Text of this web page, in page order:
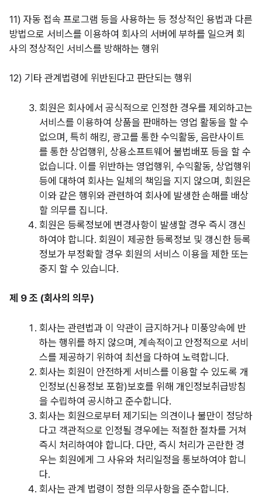
11) 자동 접속 프로그램 등을 사용하는 등 정상적인 용법과 다른
방법으로 서비스를 이용하여 회사의 서버에 부하를 일으켜 회
사의 정상적인 서비스를 방해하는 행위
12) 기타 관계법령에 위반된다고 판단되는 행위
회원은 회사에서 공식적으로 인정한 경우를 제외하고는
서비스를 이용하여 상품을 판매하는 영업 활동을 할 수
없으며, 특히 해킹, 광고를 통한 수익활동, 음란사이트
를 통한 상업행위, 상용소프트웨어 불법배포 등을 할 수
없습니다. 이를 위반하는 영업행위, 수익활동, 상업행위
등에 대하여 회사는 일체의 책임을 지지 않으며, 회원은
이와 같은 행위와 관련하여 회사에 발생한 손해를 배상
할 의무를 집니다.
회원은 등록정보에 변경사항이 발생할 경우 즉시 갱신
하여야 합니다. 회원이 제공한 등록정보 및 갱신한 등록
정보가 부정확할 경우 회원의 서비스 이용을 제한 또는
중지 할 수 있습니다.
제 9 조 (회사의 의무)
회사는 관련법과 이 약관이 금지하거나 미풍양속에 반
하는 행위를 하지 않으며, 계속적이고 안정적으로 서비
스를 제공하기 위하여 최선을 다하여 노력합니다.
회사는 회원이 안전하게 서비스를 이용할 수 있도록 개
인정보(신용정보 포함)보호를 위해 개인정보취급방침
을 수립하여 공시하고 준수합니다.
회사는 회원으로부터 제기되는 의견이나 불만이 정당하
다고 객관적으로 인정될 경우에는 적절한 절차를 거쳐
즉시 처리하여야 합니다. 다만, 즉시 처리가 곤란한 경
우는 회원에게 그 사유와 처리일정을 통보하여야 합니
다.
회사는 관계 법령이 정한 의무사항을 준수합니다.